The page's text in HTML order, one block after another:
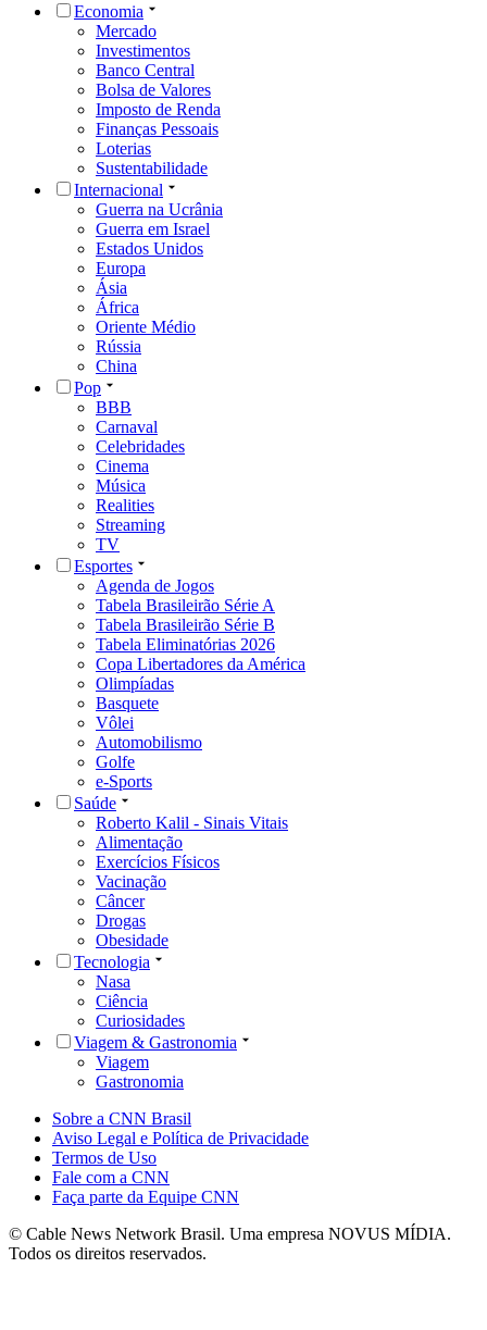
Economia
Mercado
Investimentos
Banco Central
Bolsa de Valores
Imposto de Renda
Finanças Pessoais
Loterias
Sustentabilidade
Internacional
Guerra na Ucrânia
Guerra em Israel
Estados Unidos
Europa
Ásia
África
Oriente Médio
Rússia
China
Pop
BBB
Carnaval
Celebridades
Cinema
Música
Realities
Streaming
TV
Esportes
Agenda de Jogos
Tabela Brasileirão Série A
Tabela Brasileirão Série B
Tabela Eliminatórias 2026
Copa Libertadores da América
Olimpíadas
Basquete
Vôlei
Automobilismo
Golfe
e-Sports
Saúde
Roberto Kalil - Sinais Vitais
Alimentação
Exercícios Físicos
Vacinação
Câncer
Drogas
Obesidade
Tecnologia
Nasa
Ciência
Curiosidades
Viagem & Gastronomia
Viagem
Gastronomia
Sobre a CNN Brasil
Aviso Legal e Política de Privacidade
Termos de Uso
Fale com a CNN
Faça parte da Equipe CNN
© Cable News Network Brasil. Uma empresa NOVUS MÍDIA.
Todos os direitos reservados.